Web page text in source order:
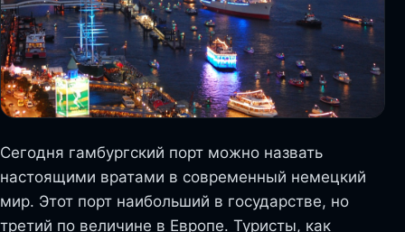
Сегодня гамбургский порт можно назвать
настоящими вратами в современный немецкий
мир. Этот порт наибольший в государстве, но
третий по величине в Европе. Туристы, как